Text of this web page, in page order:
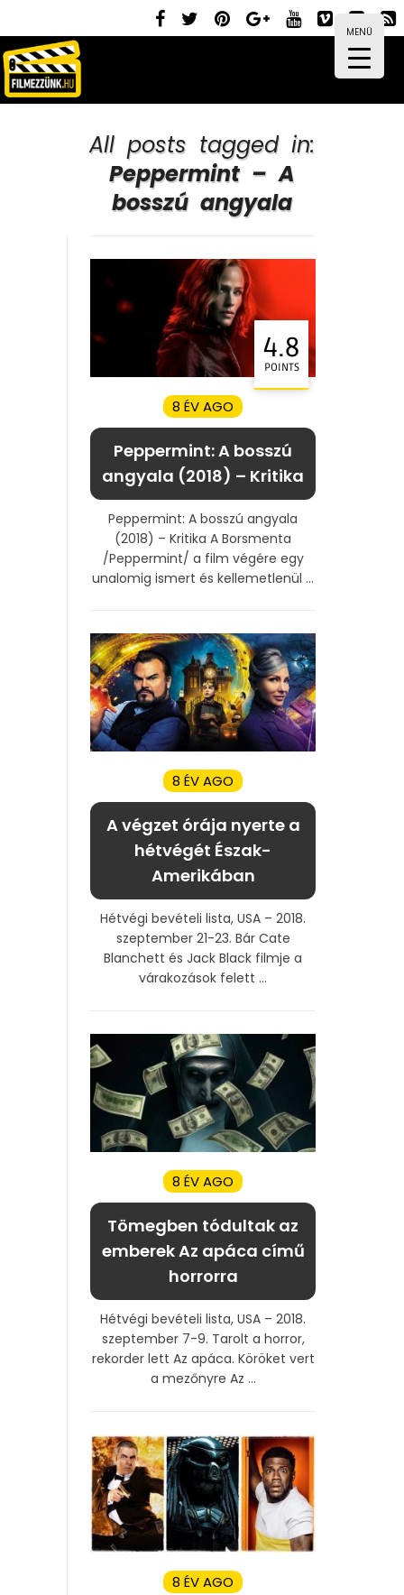
MENÜ
All posts tagged in:
Peppermint – A
bosszú angyala
4.8
POINTS
8 ÉV AGO
Peppermint: A bosszú
angyala (2018) – Kritika
Peppermint: A bosszú angyala
(2018) – Kritika A Borsmenta
/Peppermint/ a film végére egy
unalomig ismert és kellemetlenül ...
8 ÉV AGO
A végzet órája nyerte a
hétvégét Észak-
Amerikában
Hétvégi bevételi lista, USA – 2018.
szeptember 21-23. Bár Cate
Blanchett és Jack Black filmje a
várakozások felett ...
8 ÉV AGO
Tömegben tódultak az
emberek Az apáca című
horrorra
Hétvégi bevételi lista, USA – 2018.
szeptember 7-9. Tarolt a horror,
rekorder lett Az apáca. Köröket vert
a mezőnyre Az ...
8 ÉV AGO